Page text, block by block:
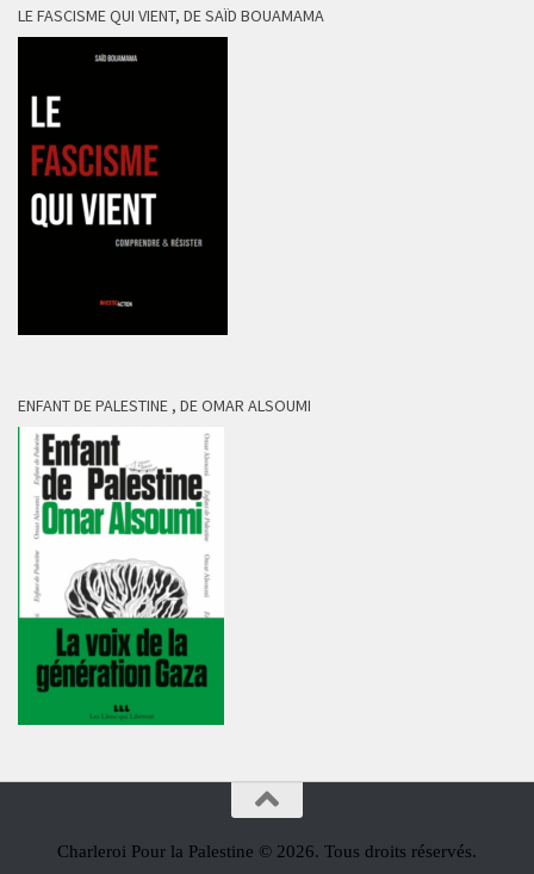
LE FASCISME QUI VIENT, DE SAÏD BOUAMAMA
ENFANT DE PALESTINE , DE OMAR ALSOUMI
Charleroi Pour la Palestine © 2026. Tous droits réservés.